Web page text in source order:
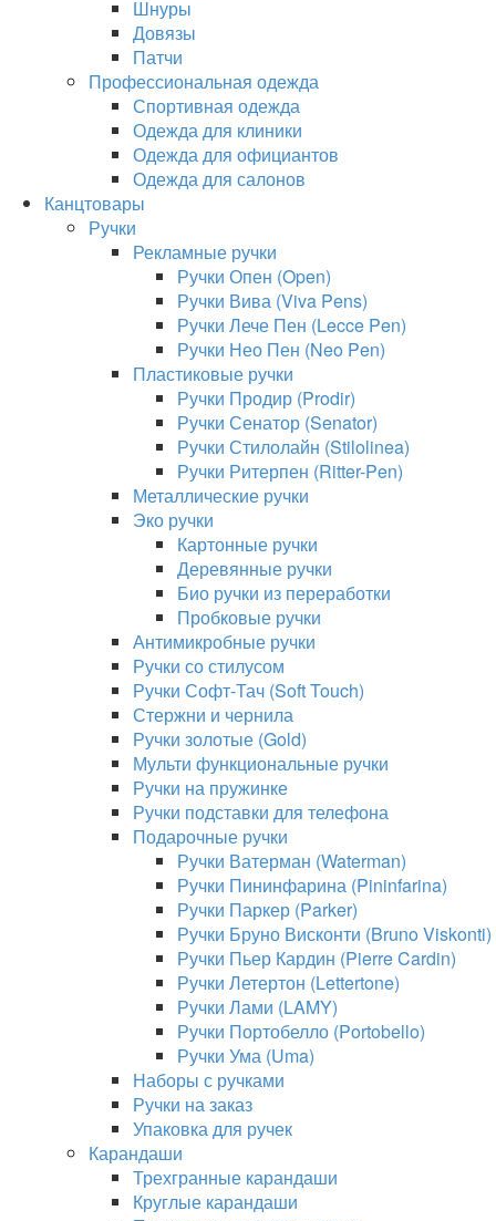
Шнуры
Довязы
Патчи
Профессиональная одежда
Спортивная одежда
Одежда для клиники
Одежда для официантов
Одежда для салонов
Канцтовары
Ручки
Рекламные ручки
Ручки Опен (Open)
Ручки Вива (Viva Pens)
Ручки Лече Пен (Lecce Pen)
Ручки Нео Пен (Neo Pen)
Пластиковые ручки
Ручки Продир (Prodir)
Ручки Сенатор (Senator)
Ручки Стилолайн (Stilolinea)
Ручки Ритерпен (Ritter-Pen)
Металлические ручки
Эко ручки
Картонные ручки
Деревянные ручки
Био ручки из переработки
Пробковые ручки
Антимикробные ручки
Ручки со стилусом
Ручки Софт-Тач (Soft Touch)
Стержни и чернила
Ручки золотые (Gold)
Мульти функциональные ручки
Ручки на пружинке
Ручки подставки для телефона
Подарочные ручки
Ручки Ватерман (Waterman)
Ручки Пининфарина (Pininfarina)
Ручки Паркер (Parker)
Ручки Бруно Висконти (Bruno Viskonti)
Ручки Пьер Кардин (Pierre Cardin)
Ручки Летертон (Lettertone)
Ручки Лами (LAMY)
Ручки Портобелло (Portobello)
Ручки Ума (Uma)
Наборы с ручками
Ручки на заказ
Упаковка для ручек
Карандаши
Трехгранные карандаши
Круглые карандаши